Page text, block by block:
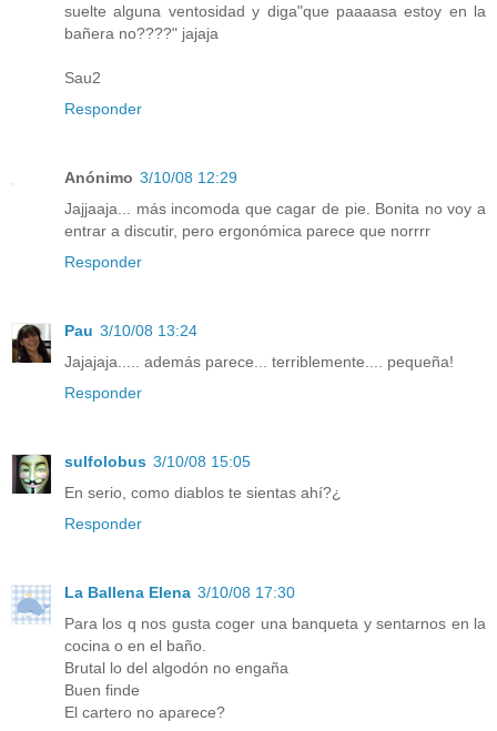
suelte alguna ventosidad y diga"que paaaasa estoy en la
bañera no????" jajaja
Sau2
Responder
Anónimo 3/10/08 12:29
Jajjaaja... más incomoda que cagar de pie. Bonita no voy a
entrar a discutir, pero ergonómica parece que norrrr
Responder
Pau 3/10/08 13:24
Jajajaja..... además parece... terriblemente.... pequeña!
Responder
sulfolobus 3/10/08 15:05
En serio, como diablos te sientas ahí?¿
Responder
La Ballena Elena 3/10/08 17:30
Para los q nos gusta coger una banqueta y sentarnos en la
cocina o en el baño.
Brutal lo del algodón no engaña
Buen finde
El cartero no aparece?